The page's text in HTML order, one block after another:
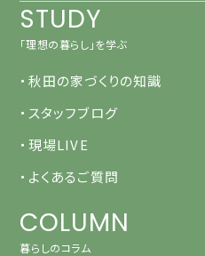
STUDY
「理想の暮らし」を学ぶ
・秋田の家づくりの知識
・スタッフブログ
・現場LIVE
・よくあるご質問
COLUMN
暮らしのコラム